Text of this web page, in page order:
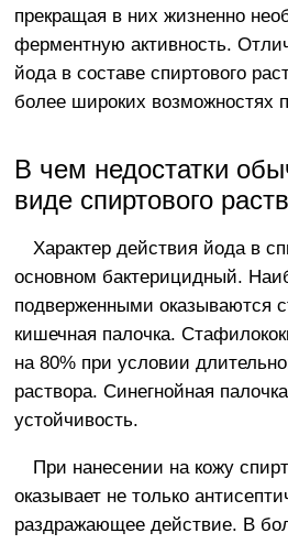
прекращая в них жизненно
ферментную активность.
йода в составе спиртового
более широких возможностях
В чем недостатки
виде спиртового
Характер действия йода в
основном бактерицидный.
подверженными оказываются
кишечная палочка.
на 80% при условии
раствора. Синегнойная
устойчивость.
При нанесении на кожу
оказывает не только
раздражающее действие. В